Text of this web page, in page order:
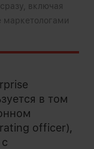
включая
в том
officer),